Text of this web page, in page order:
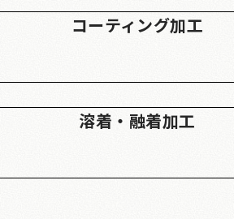
コーティング加工
溶着・融着加工